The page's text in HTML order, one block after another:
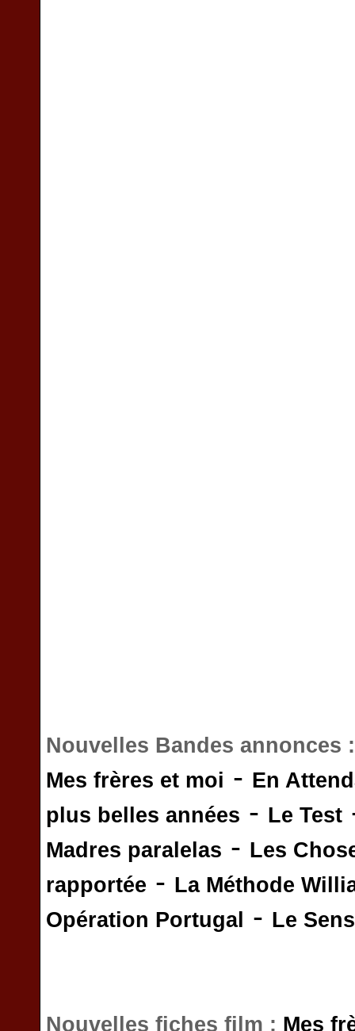
Nouvelles Bandes annonces
Mes frères et moi - En
plus belles années - Le Test
Madres paralelas - Les
rapportée - La Méthode
Opération Portugal
- Le
Nouvelles fiches film : Mes